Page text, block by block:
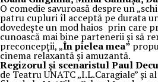
O comedie savuroasă despre un
patru cupluri îl acceptă pe durata
dovedește un mod haios prin care
cunoască mai bine partenerii și să
preconcepții, „În pielea mea”
cinema relaxantă și amuzantă.
Regizorul și scenaristul Paul Decu
de Teatru UNATC „I.L.Caragiale” și